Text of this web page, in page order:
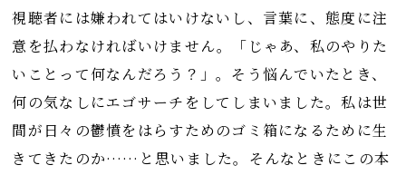
視聴者には嫌われてはいけないし、言葉に、態度に注
意を払わなければいけません。「じゃあ、私のやりた
いことって何なんだろう？」。そう悩んでいたとき、
何の気なしにエゴサーチをしてしまいました。私は世
間が日々の鬱憤をはらすためのゴミ箱になるために生
きてきたのか……と思いました。そんなときにこの本